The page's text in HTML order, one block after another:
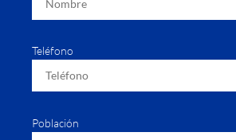
Teléfono
Población